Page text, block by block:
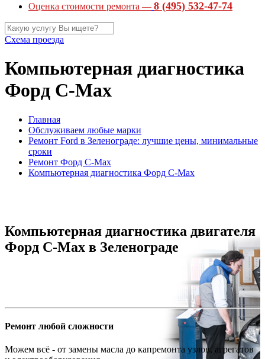
Оценка стоимости ремонта — 8 (495) 532-47-74
Схема проезда
Компьютерная диагностика
Форд C-Max
Главная
Обслуживаем любые марки
Ремонт Ford в Зеленограде: лучшие цены, минимальные
сроки
Ремонт Форд C-Max
Компьютерная диагностика Форд C-Max
Компьютерная диагностика двигателя
Форд C-Max в Зеленограде
Ремонт любой сложности
Можем всё - от замены масла до капремонта узлов, агрегатов